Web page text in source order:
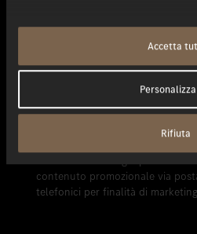
Accetta
Personalizza
Rifiuta
iniziative di Merbag S.p.A.
contenuto promozionale via
telefonici per finalità di